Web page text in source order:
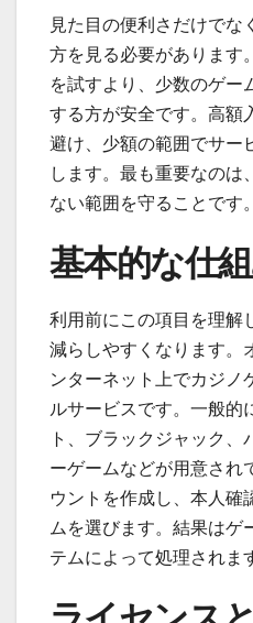
見た目の便利さだけでな
方を見る必要があります
を試すより、少数のゲー
する方が安全です。高額
避け、少額の範囲でサー
します。最も重要なのは
ない範囲を守ることです。
基本的な仕
利用前にこの項目を理解
減らしやすくなります。
ンターネット上でカジノ
ルサービスです。一般的
ト、ブラックジャック、
ーゲームなどが用意され
ウントを作成し、本人確
ムを選びます。結果はゲ
テムによって処理されま